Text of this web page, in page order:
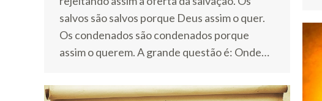
salvos são salvos porque Deus assim o quer.
Os condenados são condenados porque
assim o querem. A grande questão é: Onde…